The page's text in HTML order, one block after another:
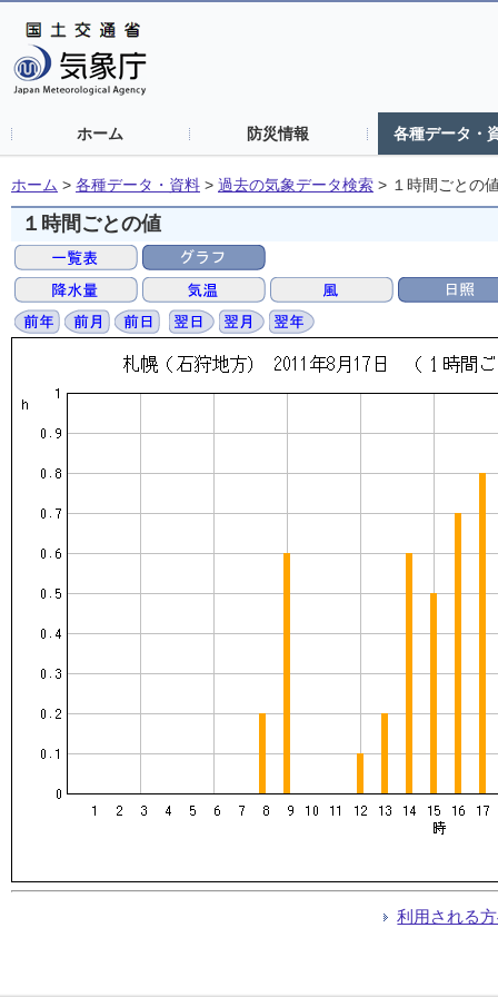
ホーム 防災情報 各種データ・
ホーム > 各種データ・資料 > 過去の気象データ検索 > １時間ごとの
１時間ごとの値
利用される